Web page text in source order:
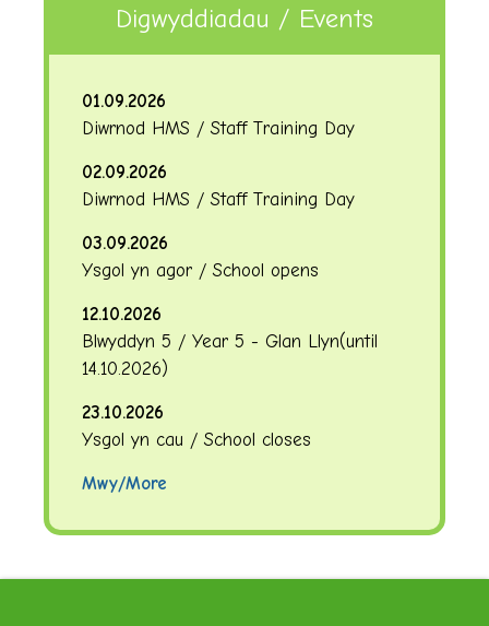
Digwyddiadau / Events
01.09.2026
Diwrnod HMS / Staff Training Day
02.09.2026
Diwrnod HMS / Staff Training Day
03.09.2026
Ysgol yn agor / School opens
12.10.2026
Blwyddyn 5 / Year 5 - Glan Llyn(until
14.10.2026)
23.10.2026
Ysgol yn cau / School closes
Mwy/More